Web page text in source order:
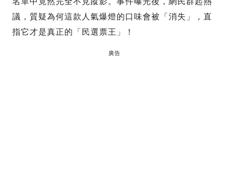
議，質疑為何這款人氣爆燈的口味會被「消失」，直
指它才是真正的「民選票王」！
廣告